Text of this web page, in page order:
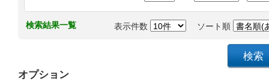
検索結果一覧 表示件数 ソート順
オプション